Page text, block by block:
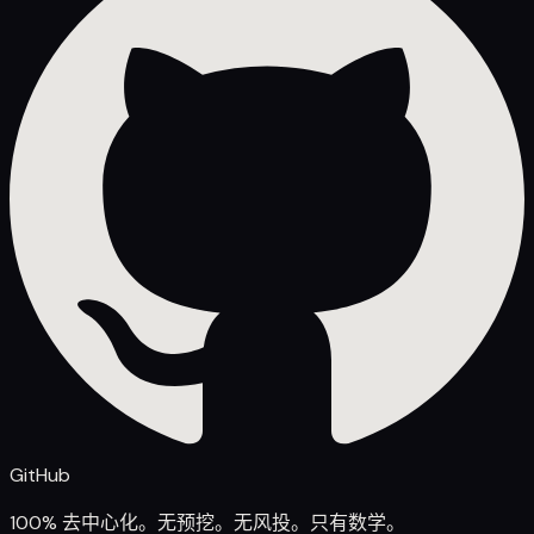
GitHub
100% 去中心化。无预挖。无风投。只有数学。